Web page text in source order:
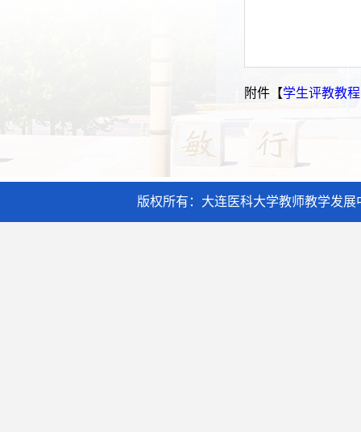
附件【学生评教教
版权所有：大连医科大学教师教学发